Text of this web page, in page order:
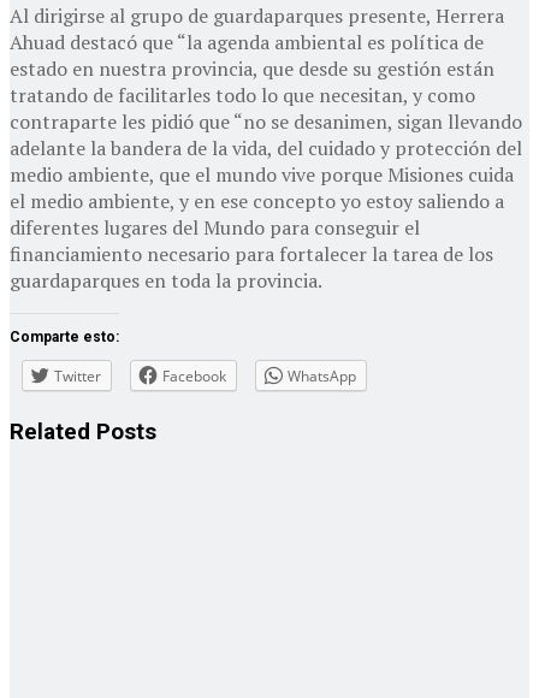
Al dirigirse al grupo de guardaparques presente, Herrera
Ahuad destacó que “la agenda ambiental es política de
estado en nuestra provincia, que desde su gestión están
tratando de facilitarles todo lo que necesitan, y como
contraparte les pidió que “no se desanimen, sigan llevando
adelante la bandera de la vida, del cuidado y protección del
medio ambiente, que el mundo vive porque Misiones cuida
el medio ambiente, y en ese concepto yo estoy saliendo a
diferentes lugares del Mundo para conseguir el
financiamiento necesario para fortalecer la tarea de los
guardaparques en toda la provincia.
Comparte esto:
Twitter Facebook WhatsApp
Related Posts